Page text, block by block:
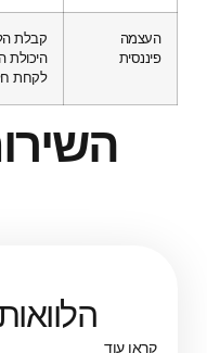
העצמה
פיננסית
קבלת
היכולת
לקחת
קראו עוד